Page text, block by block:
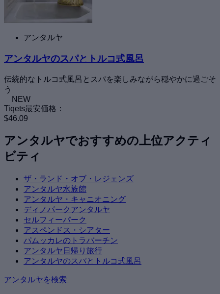
アンタルヤ
アンタルヤのスパとトルコ式風呂
伝統的なトルコ式風呂とスパを楽しみながら穏やかに過ごそ
う
NEW
Tiqets最安価格：
$46.09
アンタルヤでおすすめの上位アクティ
ビティ
ザ・ランド・オブ・レジェンズ
アンタルヤ水族館
アンタルヤ・キャニオニング
ディノパークアンタルヤ
セルフィーパーク
アスペンドス・シアター
パムッカレのトラバーチン
アンタルヤ日帰り旅行
アンタルヤのスパとトルコ式風呂
アンタルヤを検索